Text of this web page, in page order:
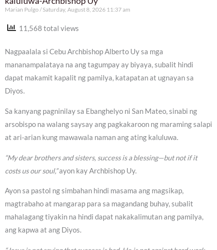
Marian Pulgo Saturday, August 8, 2026 11:37 am
11,568 total views
Nagpaalala si Cebu Archbishop Alberto Uy sa mga
mananampalataya na ang tagumpay ay biyaya, subalit hindi
dapat makamit kapalit ng pamilya, katapatan at ugnayan sa
Diyos.
Sa kanyang pagninilay sa Ebanghelyo ni San Mateo, sinabi ng
arsobispo na walang saysay ang pagkakaroon ng maraming salapi
at ari-arian kung mawawala naman ang ating kaluluwa.
“My dear brothers and sisters, success is a blessing—but not if it
costs us our soul,”ayon kay Archbishop Uy.
Ayon sa pastol ng simbahan hindi masama ang magsikap,
magtrabaho at mangarap para sa magandang buhay, subalit
mahalagang tiyakin na hindi dapat nakakalimutan ang pamilya,
ang kapwa at ang Diyos.